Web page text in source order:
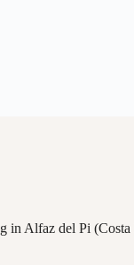
in Alfaz del Pi